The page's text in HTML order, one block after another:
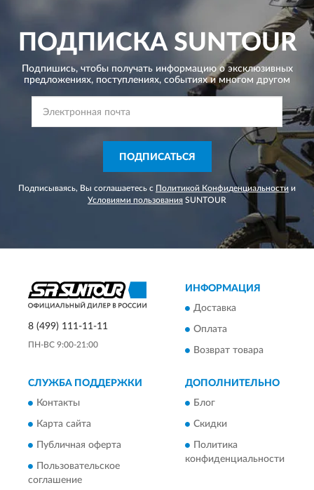
ПОДПИСКАSUNTOUR
Подпишись, чтобы получать информацию о эксклюзивных
предложениях, поступлениях, событиях и многом другом
ПОДПИСАТЬСЯ
Подписываясь, Вы соглашаетесь с Политикой Конфиденциальности и
Условиями пользования SUNTOUR
8 (499) 111-11-11
ПН-ВС 9:00-21:00
ИНФОРМАЦИЯ
Доставка
Оплата
Возврат товара
СЛУЖБА ПОДДЕРЖКИ
Контакты
Карта сайта
Публичная оферта
Пользовательское
соглашение
ДОПОЛНИТЕЛЬНО
Блог
Скидки
Политика
конфиденциальности